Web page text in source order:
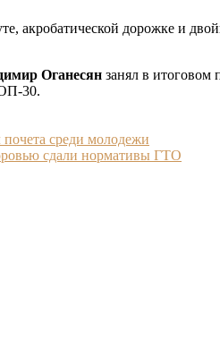
акробатической дорожке и
Оганесян занял в итоговом
30.
среди молодежи
сдали нормативы ГТО